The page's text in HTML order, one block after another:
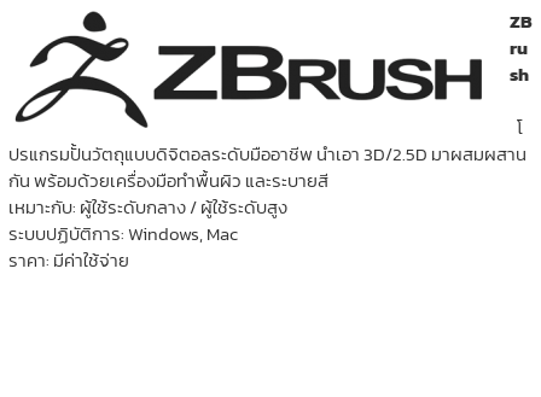
ZB
ru
sh
โ
ปรแกรมปั้นวัตถุแบบดิจิตอลระดับมืออาชีพ นำเอา 3D/2.5D มาผสมผสาน
กัน พร้อมด้วยเครื่องมือทำพื้นผิว และระบายสี
เหมาะกับ: ผู้ใช้ระดับกลาง / ผู้ใช้ระดับสูง
ระบบปฏิบัติการ: Windows, Mac
ราคา: มีค่าใช้จ่าย